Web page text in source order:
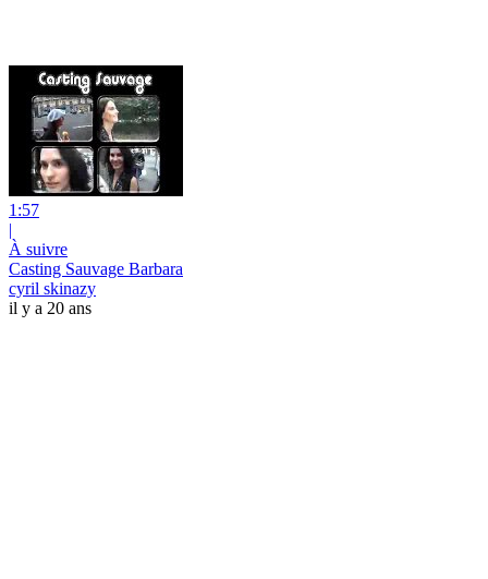
1:57
|
À suivre
Casting Sauvage Barbara
cyril skinazy
il y a 20 ans